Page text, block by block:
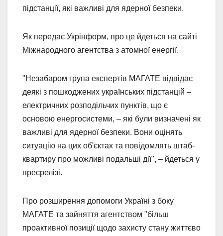
підстанції, які важливі для ядерної безпеки.
Як передає Укрінформ, про це йдеться на сайті
Міжнародного агентства з атомної енергії.
"Незабаром група експертів МАГАТЕ відвідає
деякі з пошкоджених українських підстанцій –
електричних розподільчих пунктів, що є
основою енергосистеми, – які були визначені як
важливі для ядерної безпеки. Вони оцінять
ситуацію на цих об'єктах та повідомлять штаб-
квартиру про можливі подальші дії", – йдеться у
пресрелізі.
Про розширення допомоги Україні з боку
МАГАТЕ та зайняття агентством "більш
проактивної позиції щодо захисту стану життєво